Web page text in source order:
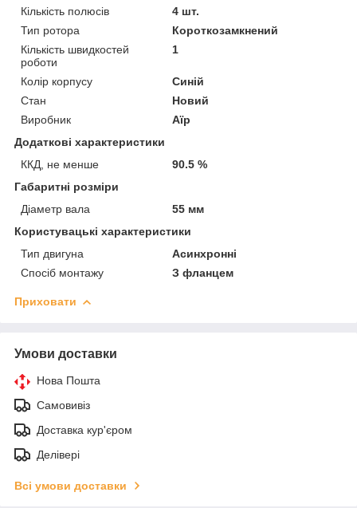
Кількість полюсів
4 шт.
Тип ротора
Короткозамкнений
Кількість швидкостей
роботи
1
Колір корпусу
Синій
Стан
Новий
Виробник
Аїр
Додаткові характеристики
ККД, не менше
90.5 %
Габаритні розміри
Діаметр вала
55 мм
Користувацькі характеристики
Тип двигуна
Асинхронні
Спосіб монтажу
З фланцем
Приховати
Умови доставки
Нова Пошта
Самовивіз
Доставка кур'єром
Делівері
Всі умови доставки